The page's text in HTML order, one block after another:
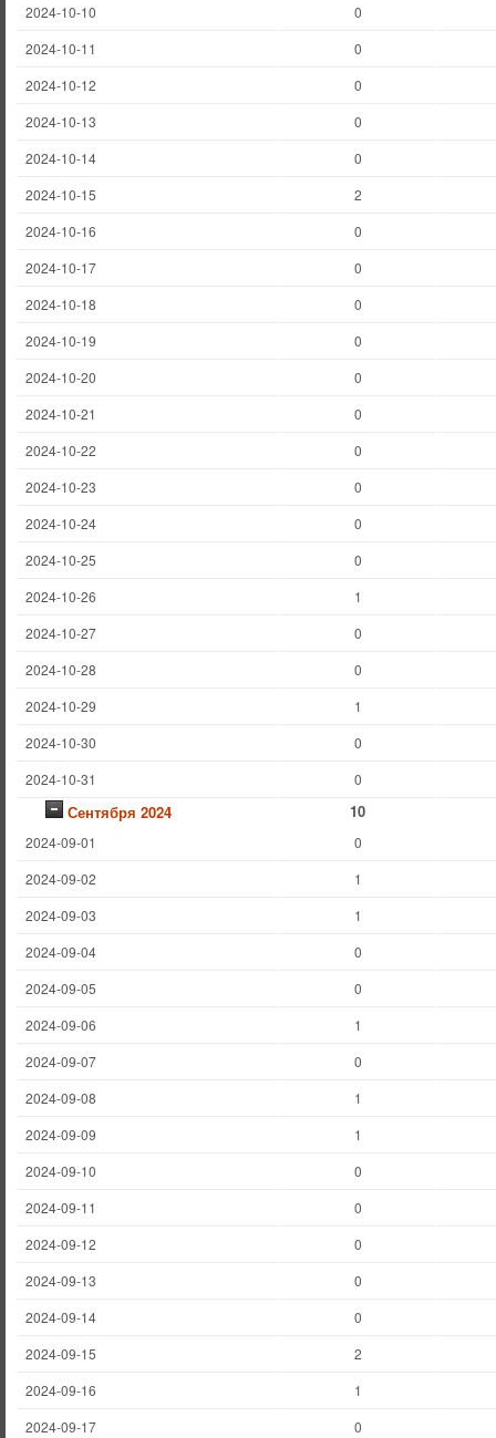
2024-10-10
0
2024-10-11
0
2024-10-12
0
2024-10-13
0
2024-10-14
0
2024-10-15
2
2024-10-16
0
2024-10-17
0
2024-10-18
0
2024-10-19
0
2024-10-20
0
2024-10-21
0
2024-10-22
0
2024-10-23
0
2024-10-24
0
2024-10-25
0
2024-10-26
1
2024-10-27
0
2024-10-28
0
2024-10-29
1
2024-10-30
0
2024-10-31
0
Сентября 2024 10
2024-09-01
0
2024-09-02
1
2024-09-03
1
2024-09-04
0
2024-09-05
0
2024-09-06
1
2024-09-07
0
2024-09-08
1
2024-09-09
1
2024-09-10
0
2024-09-11
0
2024-09-12
0
2024-09-13
0
2024-09-14
0
2024-09-15
2
2024-09-16
1
2024-09-17
0